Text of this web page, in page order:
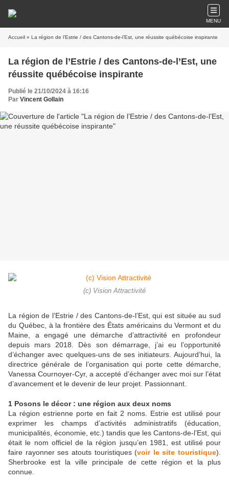
MENU
Accueil » La région de l’Estrie / des Cantons-de-l’Est, une réussite québécoise inspirante
La région de l’Estrie / des Cantons-de-l’Est, une
réussite québécoise inspirante
Publié le 21/10/2024 à 16:16
Par Vincent Gollain
(c) Vision Attractivité
La région de l’Estrie / des Cantons-de-l’Est, qui est située au sud
du Québec, à la frontière des États américains du Vermont et du
Maine, a engagé une démarche d’attractivité en profondeur
depuis mars 2018. Dès son démarrage, j’ai eu l’opportunité
d’échanger avec quelques-uns de ses initiateurs. Aujourd’hui, la
directrice générale de l’organisation qui porte cette démarche,
Vanessa Cournoyer-Cyr, a accepté d’échanger avec moi sur l’état
d’avancement et le devenir de leur projet. Passionnant.
1 Posons le décor : une région aux deux noms
La région estrienne porte en fait 2 noms. Estrie est utilisé pour
exprimer les champs d’activités administratifs (éducation,
municipalités, économie, etc.) tandis que les Cantons-de-l’Est, qui
était le nom officiel de la région jusqu’en 1981, est utilisé pour
faire rayonner ses atouts touristiques (voir le site touristique).
Sherbrooke est la ville principale de cette région et la plus
connue.